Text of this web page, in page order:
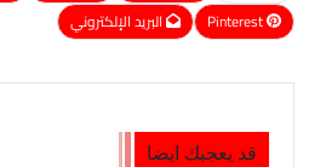
Pinterest
البريد الإلكتروني
قد يعجبك ايضا